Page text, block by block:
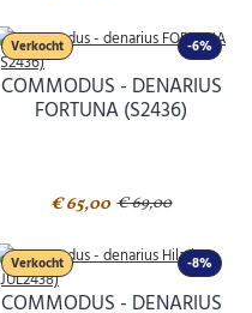
-6%
Verkocht
COMMODUS - DENARIUS
FORTUNA (S2436)
€ 65,00 € 69,00
-8%
Verkocht
COMMODUS - DENARIUS